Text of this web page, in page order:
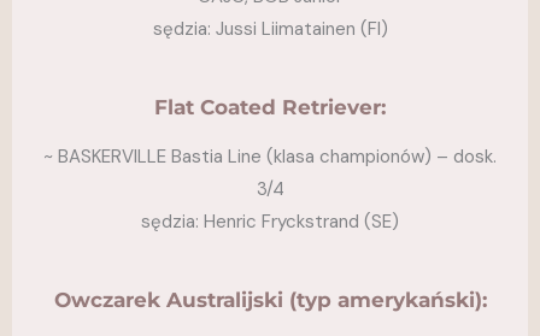
sędzia: Jussi Liimatainen (FI)
Flat Coated Retriever:
~ BASKERVILLE Bastia Line (klasa championów) – dosk.
3/4
sędzia: Henric Fryckstrand (SE)
Owczarek Australijski (typ amerykański):